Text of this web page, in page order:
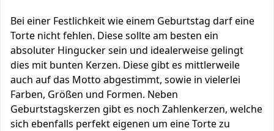
Bei einer Festlichkeit wie einem Geburtstag darf eine
Torte nicht fehlen. Diese sollte am besten ein
absoluter Hingucker sein und idealerweise gelingt
dies mit bunten Kerzen. Diese gibt es mittlerweile
auch auf das Motto abgestimmt, sowie in vielerlei
Farben, Größen und Formen. Neben
Geburtstagskerzen gibt es noch Zahlenkerzen, welche
sich ebenfalls perfekt eigenen um eine Torte zu